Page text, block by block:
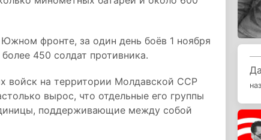
фронте, за один день боёв 1 ноября
450 солдат противника.
войск на территории Молдавской ССР
вырос, что отдельные его группы
поддерживающие между собой